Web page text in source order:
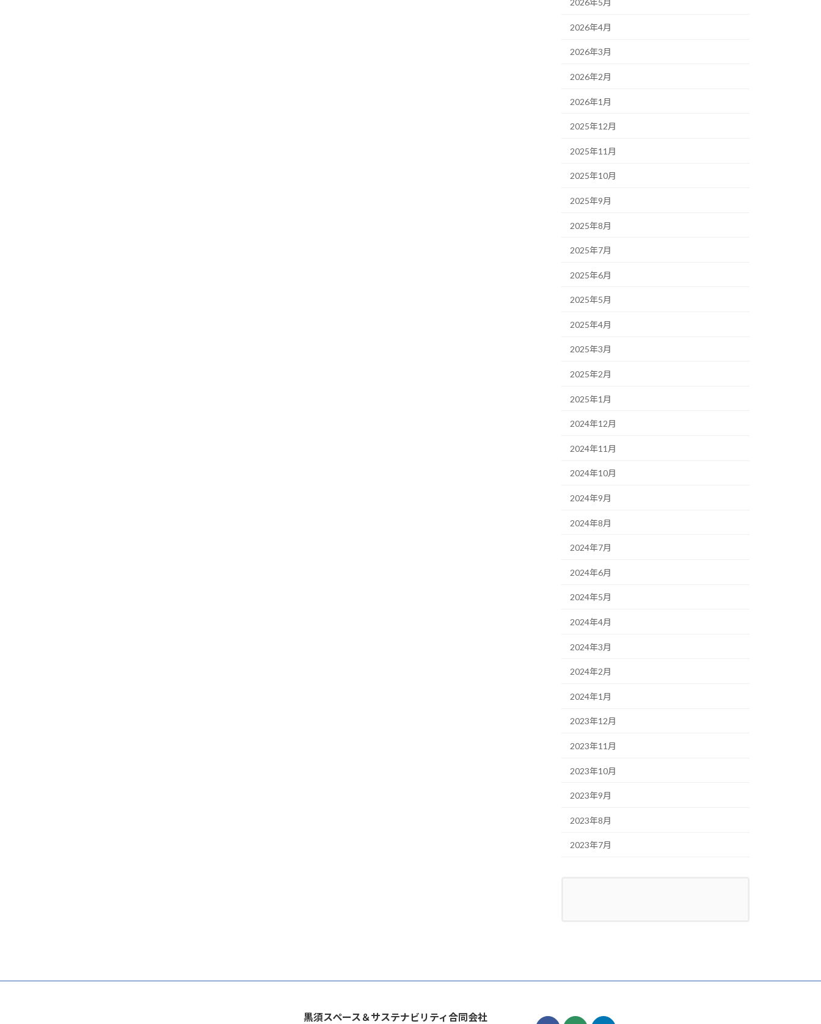
2026年5月
2026年4月
2026年3月
2026年2月
2026年1月
2025年12月
2025年11月
2025年10月
2025年9月
2025年8月
2025年7月
2025年6月
2025年5月
2025年4月
2025年3月
2025年2月
2025年1月
2024年12月
2024年11月
2024年10月
2024年9月
2024年8月
2024年7月
2024年6月
2024年5月
2024年4月
2024年3月
2024年2月
2024年1月
2023年12月
2023年11月
2023年10月
2023年9月
2023年8月
2023年7月
黒須スペース＆サステナビリティ合同会社